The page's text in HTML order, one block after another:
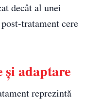
decât al unei
tratament cere
și adaptare
reprezintă